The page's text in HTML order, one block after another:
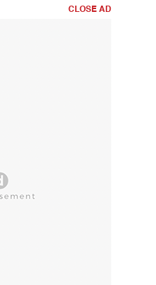
CLOSE AD